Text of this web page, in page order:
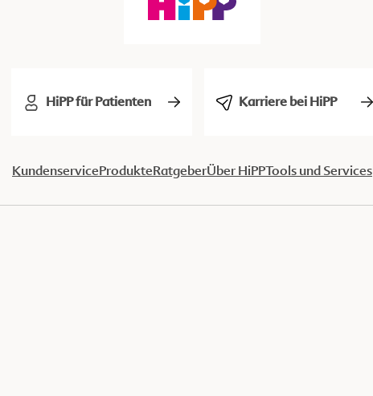
HiPP für Patienten Karriere bei HiPP
KundenserviceProdukteRatgeberÜber HiPPTools und Services